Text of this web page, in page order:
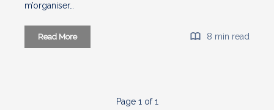
m’organiser…
Read MoreProduits
terminés
8 min read
Page 1 of 1